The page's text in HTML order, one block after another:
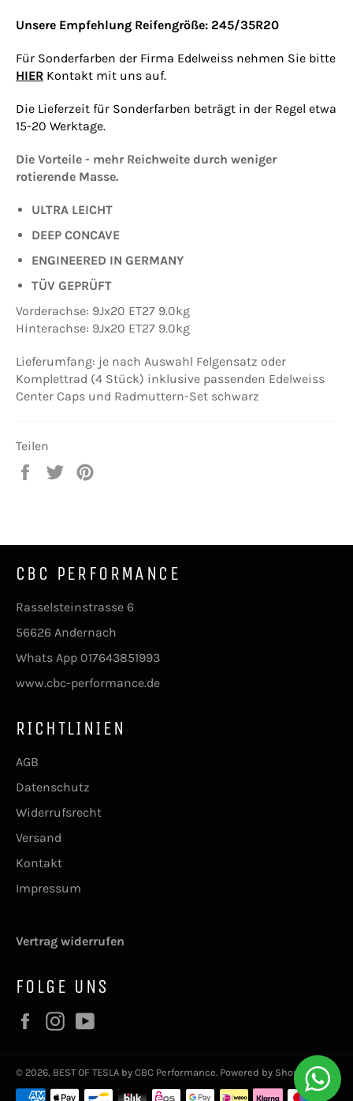
Unsere Empfehlung Reifengröße: 245/35R20
Für Sonderfarben der Firma Edelweiss nehmen Sie bitte
HIER Kontakt mit uns auf.
Die Lieferzeit für Sonderfarben beträgt in der Regel etwa
15-20 Werktage.
Die Vorteile - mehr Reichweite durch weniger
rotierende Masse.
ULTRA LEICHT
DEEP CONCAVE
ENGINEERED IN GERMANY
TÜV GEPRÜFT
Vorderachse: 9Jx20 ET27 9.0kg
Hinterachse: 9Jx20 ET27 9.0kg
Lieferumfang: je nach Auswahl Felgensatz oder
Komplettrad (4 Stück) inklusive passenden Edelweiss
Center Caps und Radmuttern-Set schwarz
Teilen
Auf
Auf
CBC PERFORMANCE
Rasselsteinstrasse 6
56626 Andernach
Whats App 017643851993
www.cbc-performance.de
RICHTLINIEN
AGB
Datenschutz
Widerrufsrecht
Versand
Kontakt
Impressum
Vertrag widerrufen
FOLGE UNS
FacebookInstagram
© 2026, BEST OF TESLA by CBC Performance. Powered by Shopify
Zahlungsmethoden